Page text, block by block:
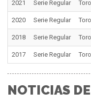
2021 Serie Regular
2020 Serie Regular
2018 Serie Regular
2017 Serie Regular
NOTICIAS